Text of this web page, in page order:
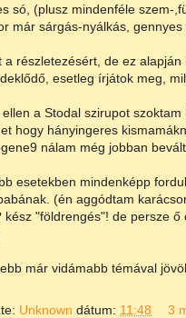
só, (plusz mindenféle szem-
már sárgás-nyálkás,
a részletezésért, de ez
esetleg írjátok meg,
ellen a Stodal szirupot
hogy hányingeres
nálam még jobban
esetekben mindenképp
(én aggódtam
kész "földrengés"! de persze
már vidámabb témával
Unknown dátum: 11:48 3